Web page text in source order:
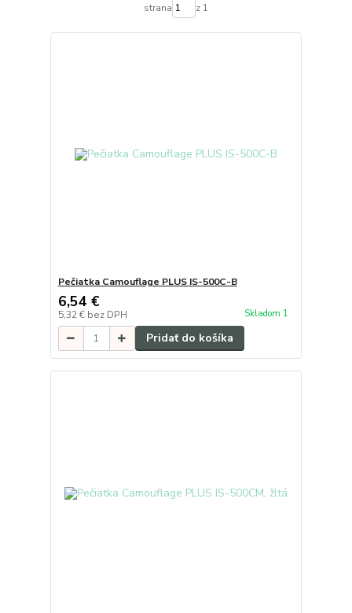
strana z 1
Pečiatka Camouflage PLUS IS-500C-B
6,54 €
5,32 € bez DPH Skladom 1
Pridať do košíka